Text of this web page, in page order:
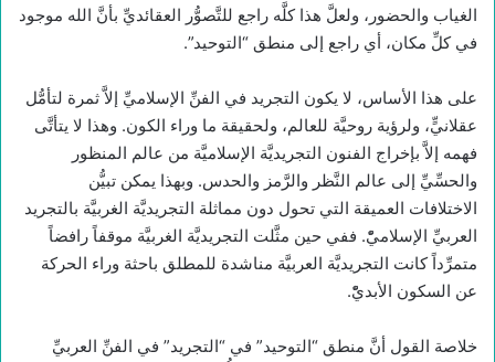
الغياب والحضور، ولعلَّ هذا كلَّه راجع للتَّصوُّر العقائديِّ بأنَّ الله موجود
في كلِّ مكان، أي راجع إلى منطق “التوحيد”.
على هذا الأساس، لا يكون التجريد في الفنِّ الإسلاميِّ إلاَّ ثمرة لتأمُّل
عقلانيٍّ، ولرؤية روحيَّة للعالم، ولحقيقة ما وراء الكون. وهذا لا يتأتَّى
فهمه إلاَّ بإخراج الفنون التجريديَّة الإسلاميَّة من عالم المنظور
والحسِّيِّ إلى عالم النَّظر والرَّمز والحدس. وبهذا يمكن تبيُّن
الاختلافات العميقة التي تحول دون مماثلة التجريديَّة الغربيَّة بالتجريد
العربيِّ الإسلاميّْ. ففي حين مثَّلت التجريديَّة الغربيَّة موقفاً رافضاً
متمرِّداً كانت التجريديَّة العربيَّة مناشدة للمطلق باحثة وراء الحركة
عن السكون الأبديّْ.
خلاصة القول أنَّ منطق “التوحيد” في “التجريد” في الفنِّ العربيِّ